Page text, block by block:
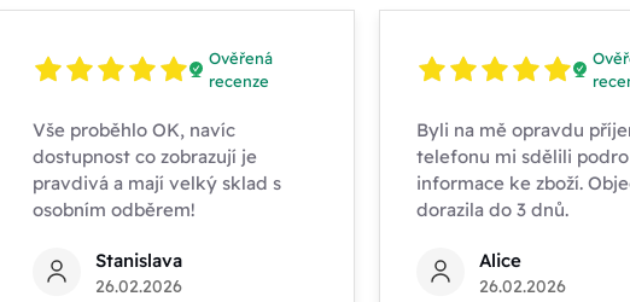
Ověřená
recenze
Vše proběhlo OK, navíc
dostupnost co zobrazují je
pravdivá a mají velký sklad s
osobním odběrem!
Stanislava
26.02.2026
Byli na mě opravdu
telefonu mi sdělili
informace ke zboží.
dorazila do 3 dnů.
Alice
26.02.2026